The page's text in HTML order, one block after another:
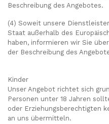
Beschreibung des Angebotes.
(4) Soweit unsere
Staat außerhalb des
haben, informieren wir Sie
der Beschreibung des
Kinder
Unser Angebot richtet sich
Personen unter 18 Jahren
oder Erziehungsberechtigten
an uns übermitteln.